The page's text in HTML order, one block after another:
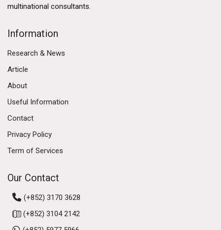
multinational consultants.
Information
Research & News
Article
About
Useful Information
Contact
Privacy Policy
Term of Services
Our Contact
(+852) 3170 3628
(+852) 3104 2142